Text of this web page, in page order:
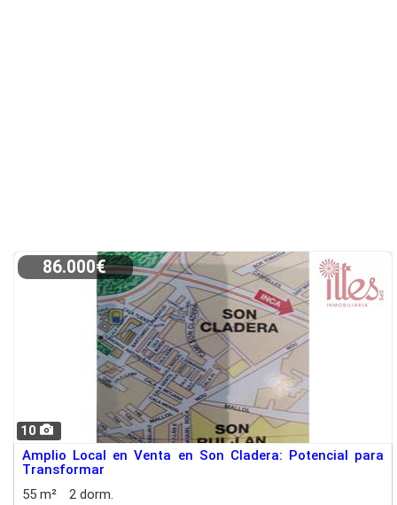
10
86.000€
Amplio Local en Venta en Son Cladera: Potencial para
Transformar
55 m²
2 dorm.